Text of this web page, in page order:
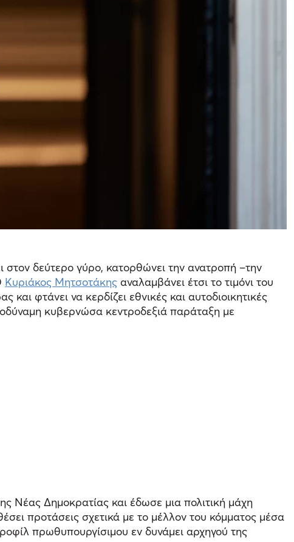
στον δεύτερο γύρο, κατορθώνει την ανατροπή –την
Κυριάκος Μητσοτάκης αναλαμβάνει έτσι το τιμόνι του
φτάνει να κερδίζει εθνικές και αυτοδιοικητικές
κυβερνώσα κεντροδεξιά παράταξη με
Νέας Δημοκρατίας και έδωσε μια πολιτική μάχη
προτάσεις σχετικά με το μέλλον του κόμματος μέσα
πρωθυπουργίσιμου εν δυνάμει αρχηγού της